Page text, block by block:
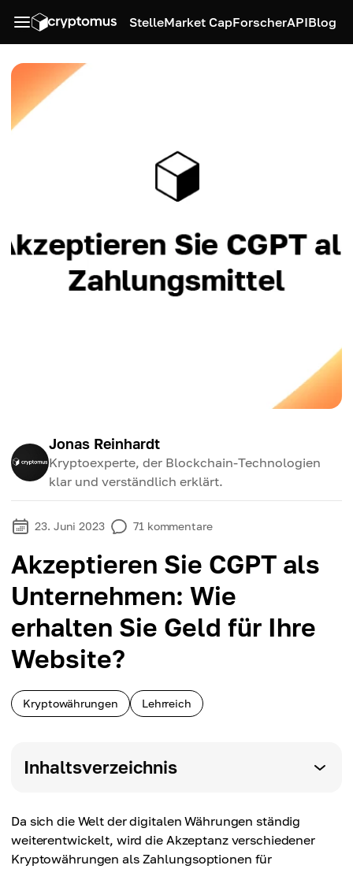
StelleMarket CapForscherAPIBlog
Jonas Reinhardt
Kryptoexperte, der Blockchain-Technologien
klar und verständlich erklärt.
23. Juni 2023 71 kommentare
Akzeptieren Sie CGPT als
Unternehmen: Wie
erhalten Sie Geld für Ihre
Website?
Kryptowährungen Lehrreich
Inhaltsverzeichnis
Da sich die Welt der digitalen Währungen ständig
weiterentwickelt, wird die Akzeptanz verschiedener
Kryptowährungen als Zahlungsoptionen für